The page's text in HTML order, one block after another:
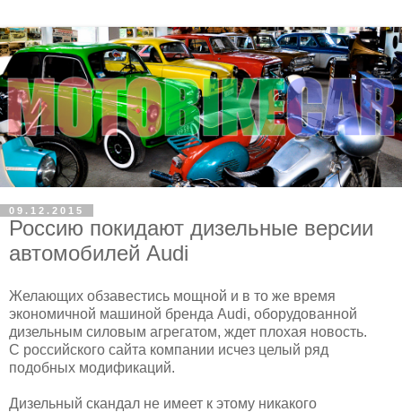
09.12.2015
Россию покидают дизельные версии
автомобилей Audi
Желающих обзавестись мощной и в то же время
экономичной машиной бренда Audi, оборудованной
дизельным силовым агрегатом, ждет плохая новость.
С российского сайта компании исчез целый ряд
подобных модификаций.
Дизельный скандал не имеет к этому никакого